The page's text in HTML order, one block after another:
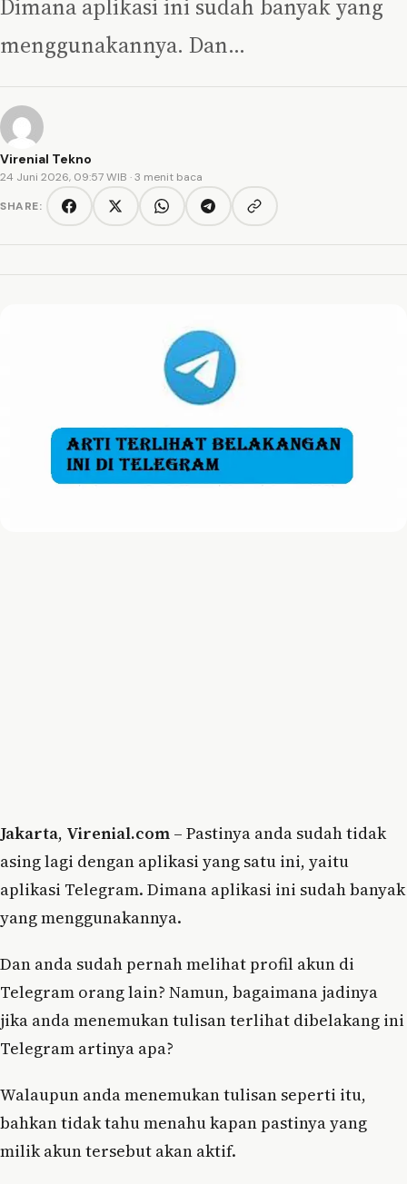
Dimana aplikasi ini sudah banyak yang
menggunakannya. Dan…
Virenial Tekno
24 Juni 2026, 09:57 WIB · 3 menit baca
SHARE:
FacebookTwitter/XWhatsAppTelegramCopy link
Jakarta, Virenial.com – Pastinya anda sudah tidak
asing lagi dengan aplikasi yang satu ini, yaitu
aplikasi Telegram. Dimana aplikasi ini sudah banyak
yang menggunakannya.
Dan anda sudah pernah melihat profil akun di
Telegram orang lain? Namun, bagaimana jadinya
jika anda menemukan tulisan terlihat dibelakang ini
Telegram artinya apa?
Walaupun anda menemukan tulisan seperti itu,
bahkan tidak tahu menahu kapan pastinya yang
milik akun tersebut akan aktif.